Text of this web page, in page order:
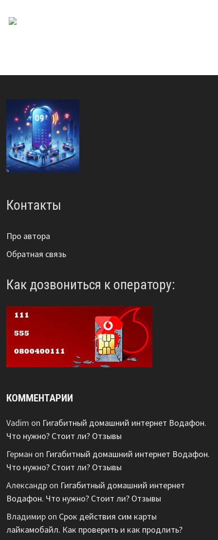
Контакты
Про автора
Обратная связь
Как дозвониться к оператору:
КОММЕНТАРИИ
Vadim on Гигабитный домашний интернет Водафон.
Что нужно? Стоит ли? Отзывы
Герман on Гигабитный домашний интернет Водафон.
Что нужно? Стоит ли? Отзывы
Александрon Гигабитный домашний интернет
Водафон. Что нужно? Стоит ли? Отзывы
Владимирon Срок действия сим карты
лайкамобайл. Как проверить и как продлить?